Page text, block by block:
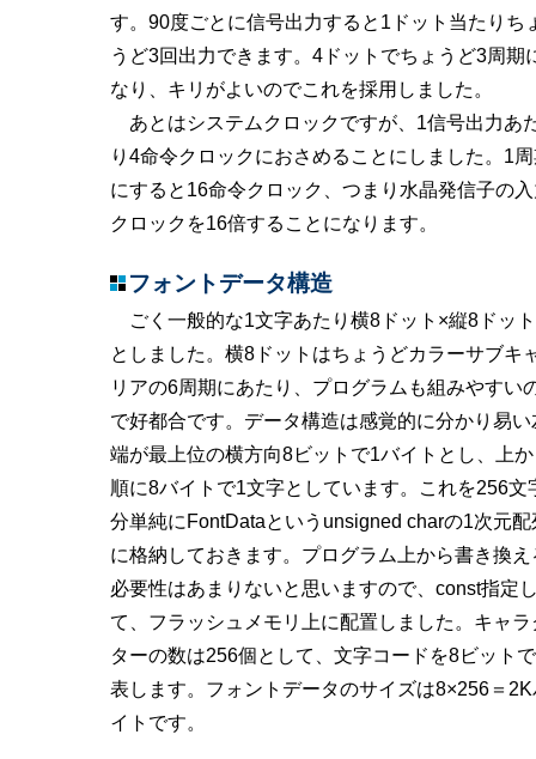
す。90度ごとに信号出力すると1ドット当たりち
うど3回出力できます。4ドットでちょうど3周期
なり、キリがよいのでこれを採用しました。
あとはシステムクロックですが、1信号出力あ
り4命令クロックにおさめることにしました。1
にすると16命令クロック、つまり水晶発信子の
クロックを16倍することになります。
フォントデータ構造
ごく一般的な1文字あたり横8ドット×縦8ドット
としました。横8ドットはちょうどカラーサブキ
リアの6周期にあたり、プログラムも組みやすい
で好都合です。データ構造は感覚的に分かり易い
端が最上位の横方向8ビットで1バイトとし、上
順に8バイトで1文字としています。これを256文
分単純にFontDataというunsigned charの1次元配
に格納しておきます。プログラム上から書き換え
必要性はあまりないと思いますので、const指定
て、フラッシュメモリ上に配置しました。キャラ
ターの数は256個として、文字コードを8ビットで
表します。フォントデータのサイズは8×256＝2K
イトです。